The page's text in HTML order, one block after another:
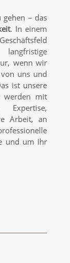
gehen – das
. In einem
wenn wir
von uns und
ist unsere
werden mit
Expertise,
Arbeit, an
und um Ihr